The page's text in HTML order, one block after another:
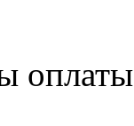
оплаты